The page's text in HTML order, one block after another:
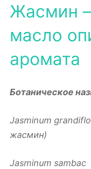
Жасмин
масло
аромата
Ботаническое
Jasminum
жасмин)
Jasminum sambac